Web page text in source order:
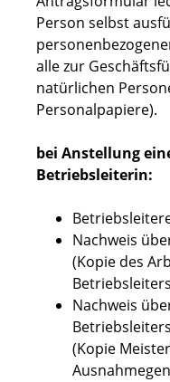
Person selbst
alle zur
natürlichen
Personalpapiere).
bei Anstellung
Betriebsleiterin:
Nachweis
(Kopie des
Nachweis
(Kopie